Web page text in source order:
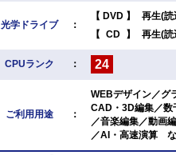
光学ドライブ ：
【 DVD 】 再生(読
【 CD 】 再生(読
CPUランク ： 24
ご利用用途 ：
WEBデザイン／グ
CAD・3D編集／数
／音楽編集／動画
／AI・高速演算